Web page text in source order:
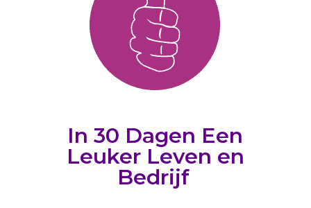
In 30 Dagen Een
Leuker Leven en
Bedrijf